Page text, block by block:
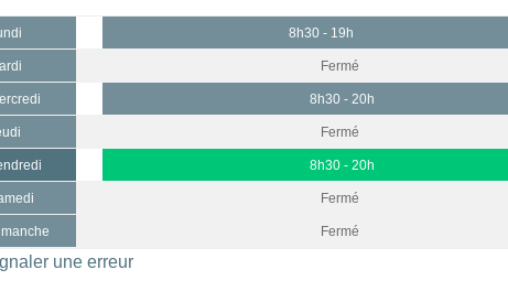
8h30 - 19h
Fermé
8h30 - 20h
Fermé
8h30 - 20h
Fermé
Fermé
une erreur